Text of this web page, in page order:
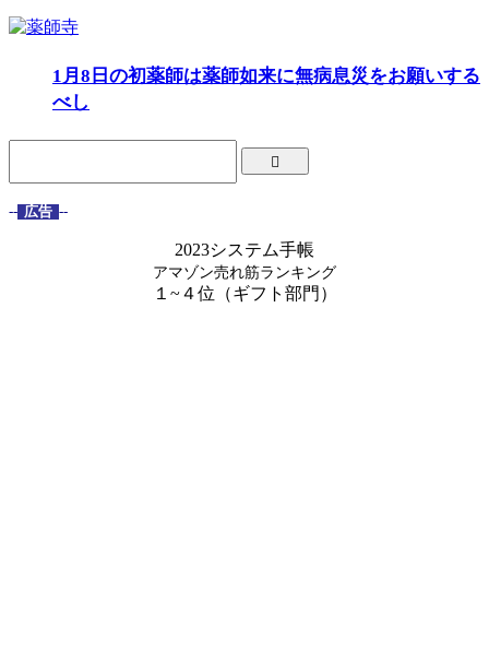
1月8日の初薬師は薬師如来に無病息災をお願いする
べし
-- 広告 --
2023システム手帳
アマゾン売れ筋ランキング
１~４位（ギフト部門）